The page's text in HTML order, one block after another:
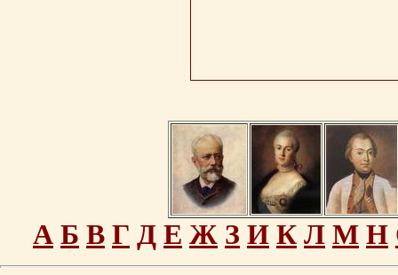
А Б В Г Д Е Ж З И К Л М Н